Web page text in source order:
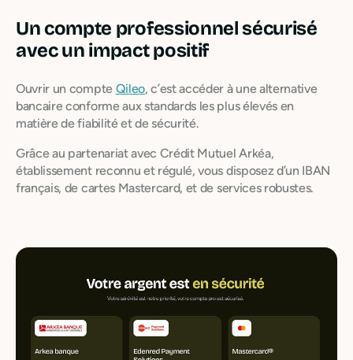
Un compte professionnel sécurisé
avec un impact positif
Ouvrir un compte Qileo, c’est accéder à une alternative
bancaire conforme aux standards les plus élevés en
matière de fiabilité et de sécurité.
Grâce au partenariat avec Crédit Mutuel Arkéa,
établissement reconnu et régulé, vous disposez d’un IBAN
français, de cartes Mastercard, et de services robustes.